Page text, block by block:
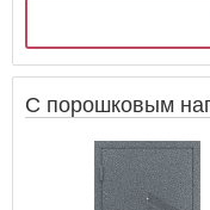
С порошковым